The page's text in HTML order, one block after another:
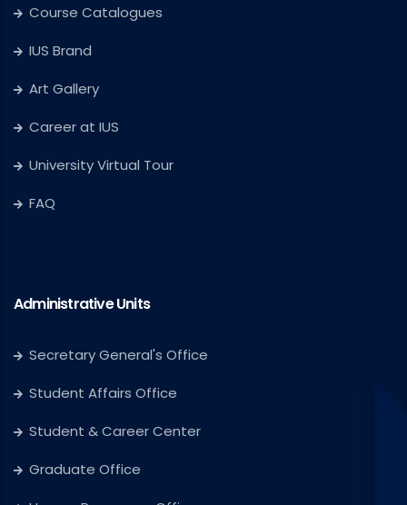
Course Catalogues
IUS Brand
Art Gallery
Career at IUS
University Virtual Tour
FAQ
Administrative Units
Secretary General's Office
Student Affairs Office
Student & Career Center
Graduate Office